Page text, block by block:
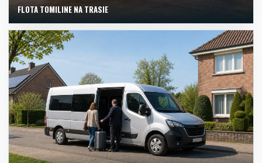
FLOTA TOMILINE NA TRASIE